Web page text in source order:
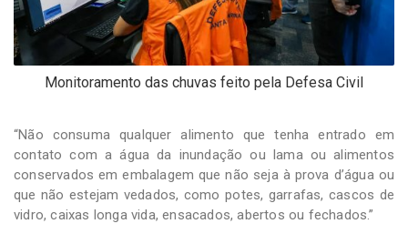
Monitoramento das chuvas feito pela Defesa Civil
“Não consuma qualquer alimento que tenha entrado em
contato com a água da inundação ou lama ou alimentos
conservados em embalagem que não seja à prova d’água ou
que não estejam vedados, como potes, garrafas, cascos de
vidro, caixas longa vida, ensacados, abertos ou fechados.”